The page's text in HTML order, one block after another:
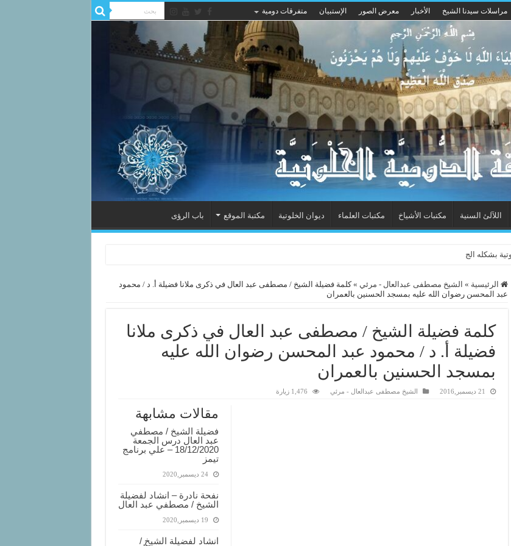
مراسلات سيدنا الشيخ الأخبار معرض الصور الإستبيان متفرقات دومية
اللآلئ السنية مكتبات الأشياخ مكتبات العلماء ديوان الخلوتية مكتبة الموقع باب الرؤى
الجديد 2015
الرئيسية » الشيخ مصطفى عبدالعال - مرئي » كلمة فضيلة الشيخ / مصطفى عبد العال في ذكرى ملانا فضيلة أ. د / محمود
عبد المحسن رضوان الله عليه بمسجد الحسنين بالعمران
كلمة فضيلة الشيخ / مصطفى عبد العال في ذكرى ملانا
فضيلة أ. د / محمود عبد المحسن رضوان الله عليه
بمسجد الحسنين بالعمران
21 ديسمبر,2016 الشيخ مصطفى عبدالعال - مرئي 1,476 زيارة
مقالات مشابهة
فضيلة الشيخ / مصطفي
عبد العال درس الجمعة
18/12/2020 – علي برنامج
تيمز
24 ديسمبر,2020
نفحة نادرة – انشاد لفضيلة
الشيخ / مصطفي عبد العال
19 ديسمبر,2020
انشاد لفضيلة الشيخ /